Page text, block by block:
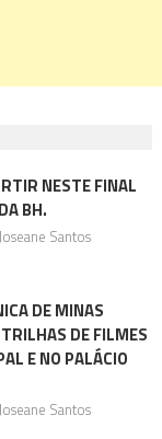
NESTE FINAL
BH.
Santos
DE MINAS
DE FILMES
E NO PALÁCIO
Joseane Santos